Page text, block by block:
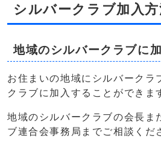
シルバークラブ加入
地域のシルバークラブに
お住まいの地域にシルバークラ
クラブに加入することができま
地域のシルバークラブの会長ま
ブ連合会事務局までご相談くだ